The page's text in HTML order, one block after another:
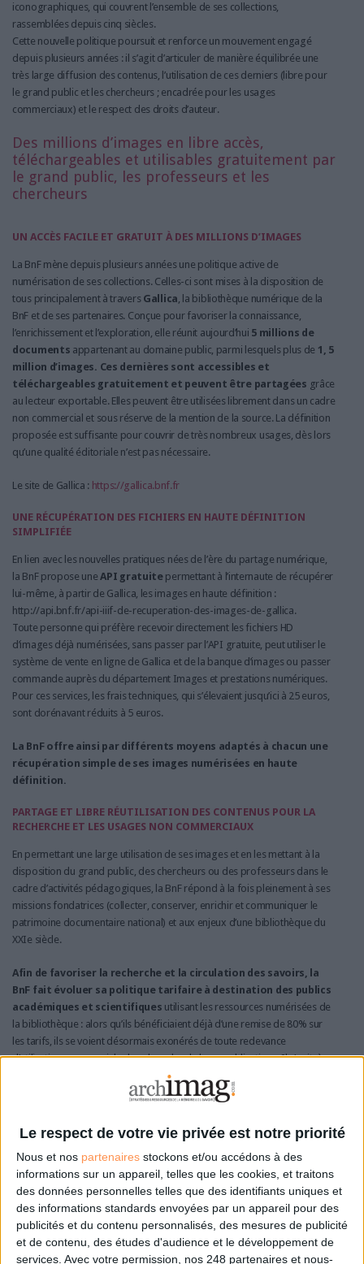
Le respect de votre vie privée est notre priorité
Nous et nos partenaires stockons et/ou accédons à des
informations sur un appareil, telles que les cookies, et traitons
des données personnelles telles que des identifiants uniques et
des informations standards envoyées par un appareil pour des
publicités et du contenu personnalisés, des mesures de publicité
et de contenu, des études d'audience et le développement de
services. Avec votre permission, nos 248 partenaires et nous-
iconographiques, qui couvrent l’ensemble de ses collections,
rassemblées depuis cinq siècles.
Cette nouvelle politique poursuit et renforce un mouvement engagé
depuis plusieurs années : il s’agit d’articuler de manière équilibrée une
très large diffusion des contenus, l’utilisation de ces derniers (libre pour
le grand public et les chercheurs ; encadrée pour les usages
commerciaux) et le respect des droits d’auteur.
Des millions d’images en libre accès,
téléchargeables et utilisables gratuitement par
le grand public, les professeurs et les
chercheurs
UN ACCÈS FACILE ET GRATUIT À DES MILLIONS D’IMAGES
La BnF mène depuis plusieurs années une politique active de
numérisation de ses collections. Celles-ci sont mises à la disposition de
tous principalement à travers Gallica , la bibliothèque numérique de la
BnF et de ses partenaires. Conçue pour favoriser la connaissance,
l’enrichissement et l’exploration, elle réunit aujourd’hui 5 millions de
documents appartenant au domaine public, parmi lesquels plus de 1, 5
million d’images. Ces dernières sont accessibles et
téléchargeables gratuitement et peuvent être partagées grâce
au lecteur exportable. Elles peuvent être utilisées librement dans un cadre
non commercial et sous réserve de la mention de la source. La définition
proposée est suffisante pour couvrir de très nombreux usages, dès lors
qu’une qualité éditoriale n’est pas nécessaire.
Le site de Gallica : https://gallica.bnf.fr
UNE RÉCUPÉRATION DES FICHIERS EN HAUTE DÉFINITION
SIMPLIFIÉE
En lien avec les nouvelles pratiques nées de l’ère du partage numérique,
la BnF propose uneAPI gratuite permettant à l’internaute de récupérer
lui-même, à partir de Gallica, les images en haute définition :
http://api.bnf.fr/api-iiif-de-recuperation-des-images-de-gallica.
Toute personne qui préfère recevoir directement les fichiers HD
d’images déjà numérisées, sans passer par l’API gratuite, peut utiliser le
système de vente en ligne de Gallica et de la banque d’images ou passer
commande auprès du département Images et prestations numériques.
Pour ces services, les frais techniques, qui s’élevaient jusqu’ici à 25 euros,
sont dorénavant réduits à 5 euros.
La BnF offre ainsi par différents moyens adaptés à chacun une
récupération simple de ses images numérisées en haute
définition.
PARTAGE ET LIBRE RÉUTILISATION DES CONTENUS POUR LA
RECHERCHE ET LES USAGES NON COMMERCIAUX
En permettant une large utilisation de ses images et en les mettant à la
disposition du grand public, des chercheurs ou des professeurs dans le
cadre d’activités pédagogiques, la BnF répond à la fois pleinement à ses
missions fondatrices (collecter, conserver, enrichir et communiquer le
patrimoine documentaire national) et aux enjeux d’une bibliothèque du
XXIe siècle.
Afin de favoriser la recherche et la circulation des savoirs, la
BnF fait évoluer sa politique tarifaire à destination des publics
académiques et scientifiques utilisant les ressources numérisées de
la bibliothèque : alors qu’ils bénéficiaient déjà d’une remise de 80% sur
les tarifs, ils se voient désormais exonérés de toute redevance
d’utilisation commerciale dans le cadre de leurs publications. Il s’agit, à
termes, d’inciter les auteurs à diffuser librement leurs travaux dans
l’esprit de la science ouverte, comme le prévoit la loi du 7 octobre 2016
Une nouvelle banque d’images
Outil d’exploration des collections iconographiques
numérisées de la bibliothèque, la nouvelle banque d’images
permet à tous d’acheter les images en haute définition et,
notamment au public professionnel, de payer la redevance
pour leur utilisation commerciale.